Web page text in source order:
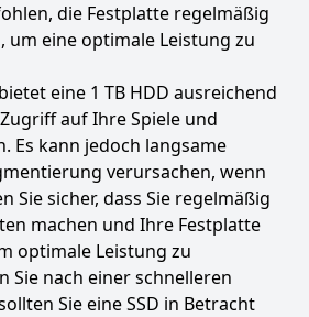
die Festplatte regelmäßig
eine optimale Leistung zu
eine 1 TB HDD ausreichend
auf Ihre Spiele und
Es kann jedoch langsame
verursachen, wenn
Sie sicher, dass Sie regelmäßig
machen und Ihre Festplatte
optimale Leistung zu
Sie nach einer schnelleren
Sie eine SSD in Betracht